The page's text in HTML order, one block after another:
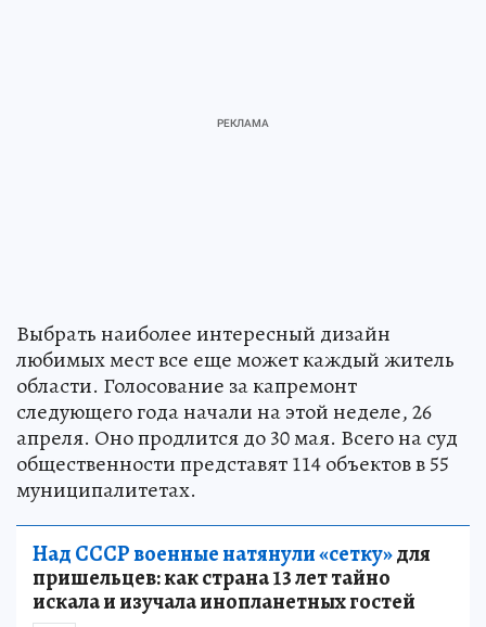
Выбрать наиболее интересный дизайн
любимых мест все еще может каждый житель
области. Голосование за капремонт
следующего года начали на этой неделе, 26
апреля. Оно продлится до 30 мая. Всего на суд
общественности представят 114 объектов в 55
муниципалитетах.
Над СССР военные натянули «сетку»для
пришельцев: как страна 13 лет тайно
искала и изучала инопланетных гостей